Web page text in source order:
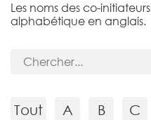
Les noms des co-
alphabétique en anglais.
Tout A B C